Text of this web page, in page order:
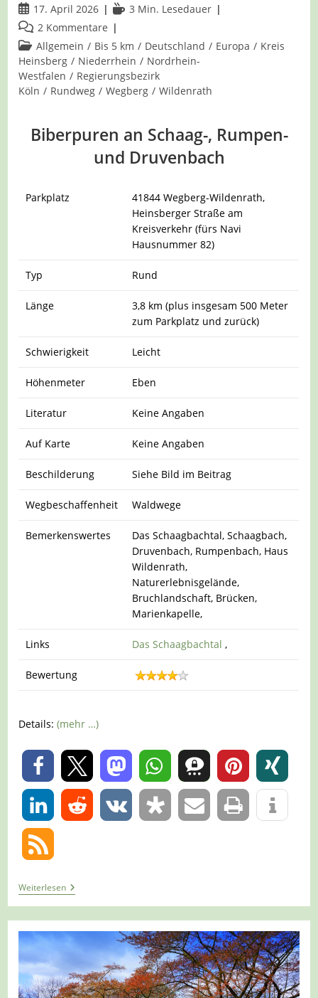
Beitrag
veröffentlicht:
17. April 2026 Lesedauer:
3 Min. Lesedauer
Beitrags-
Kommentare:
2 Kommentare
Beitrags-
Kategorie:
Allgemein / Bis 5 km / Deutschland / Europa / Kreis
Heinsberg / Niederrhein / Nordrhein-
Westfalen / Regierungsbezirk
Köln / Rundweg / Wegberg / Wildenrath
Biberpuren an Schaag-, Rumpen-
und Druvenbach
Parkplatz
41844 Wegberg-Wildenrath,
Heinsberger Straße am
Kreisverkehr (fürs Navi
Hausnummer 82)
Typ Rund
Länge
3,8 km (plus insgesam 500 Meter
zum Parkplatz und zurück)
Schwierigkeit Leicht
Höhenmeter Eben
Literatur Keine Angaben
Auf Karte Keine Angaben
Beschilderung Siehe Bild im Beitrag
Wegbeschaffenheit Waldwege
Bemerkenswertes
Das Schaagbachtal, Schaagbach,
Druvenbach, Rumpenbach, Haus
Wildenrath,
Naturerlebnisgelände,
Bruchlandschaft, Brücken,
Marienkapelle,
Links Das Schaagbachtal ,
Bewertung
Details:(mehr …)
0
0
WeiterlesenTour
1421
–
Wegberg
–
Traumschleifchen
Biberrunde
Auf
Dem
A7